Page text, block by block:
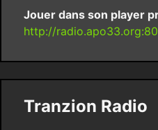
Jouer dans son player
http://
Tranzion Radio